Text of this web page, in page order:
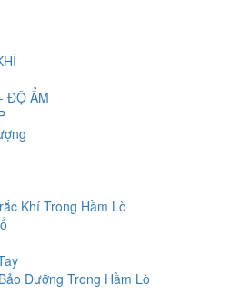
ĐỘ ẨM
Khí Trong Hầm Lò
Dưỡng Trong Hầm Lò